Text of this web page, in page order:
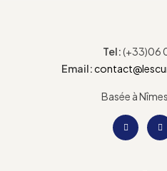
Tel:(+33)06
Email:
Basée à